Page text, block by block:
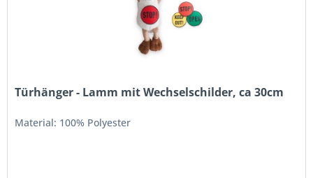
Türhänger - Lamm mit Wechselschilder, ca 30cm
Material: 100% Polyester